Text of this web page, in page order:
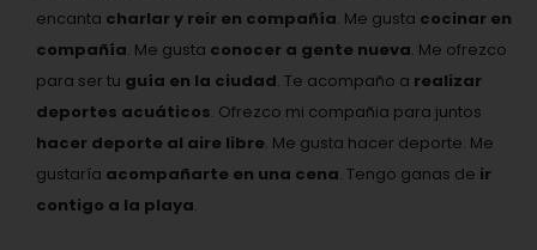
encanta charlar y reir en compañía. Me gusta cocinar en
compañía. Me gusta conocer a gente nueva. Me ofrezco
para ser tu guía en la ciudad. Te acompaño a realizar
deportes acuáticos. Ofrezco mi compañia para juntos
hacer deporte al aire libre. Me gusta hacer deporte. Me
gustaría acompañarte en una cena. Tengo ganas de ir
contigo a la playa.